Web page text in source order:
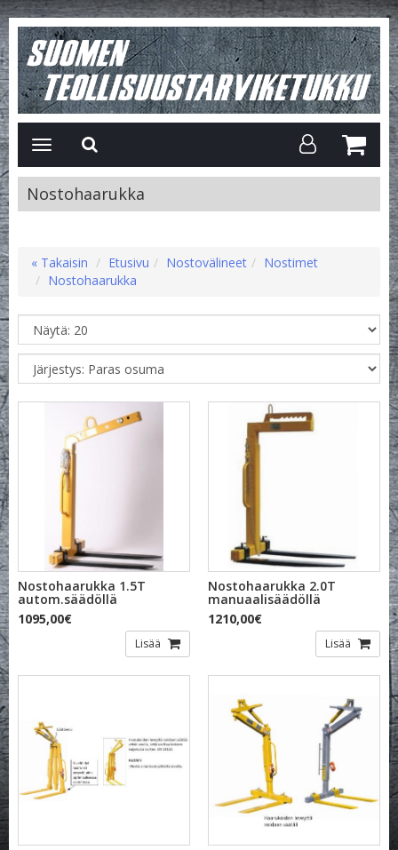
Avaa/Sulje
valikko
Nostohaarukka
« Takaisin Etusivu Nostovälineet
Nostimet
Nostohaarukka
Nostohaarukka 1.5T
autom.säädöllä
1095,00€
Lisää
Nostohaarukka 2.0T
manuaalisäädöllä
1210,00€
Lisää